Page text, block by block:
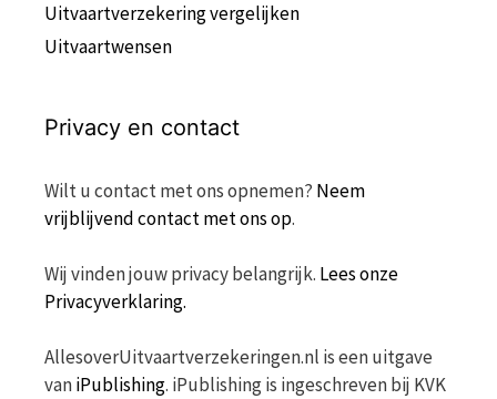
Uitvaartverzekering vergelijken
Uitvaartwensen
Privacy en contact
Wilt u contact met ons opnemen? Neem
vrijblijvend contact met ons op.
Wij vinden jouw privacy belangrijk. Lees onze
Privacyverklaring.
AllesoverUitvaartverzekeringen.nl is een uitgave
vaniPublishing. iPublishing is ingeschreven bij KVK